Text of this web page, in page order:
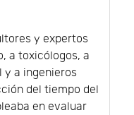
y expertos
a toxicólogos, a
y a ingenieros
del tiempo del
en evaluar